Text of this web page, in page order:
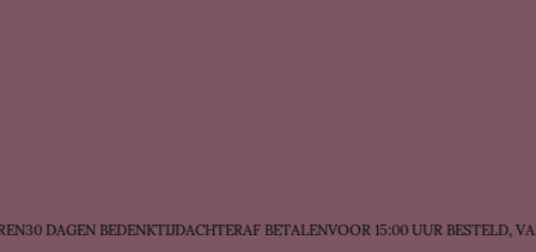
30 DAGEN BEDENKTIJDACHTERAF BETALENVOOR 15:00 UUR BESTELD,